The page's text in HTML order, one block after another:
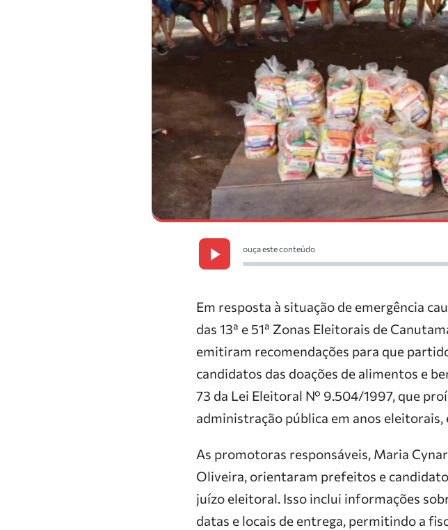
ouça este conteúdo
Em resposta à situação de emergência
das 13ª e 51ª Zonas Eleitorais de
emitiram recomendações para que
candidatos das doações de alimentos e
73 da Lei Eleitoral Nº 9.504/1997, que
administração pública em anos eleitorais,
As promotoras responsáveis, Maria
Oliveira, orientaram prefeitos e
juízo eleitoral. Isso inclui informações
datas e locais de entrega, permitindo a